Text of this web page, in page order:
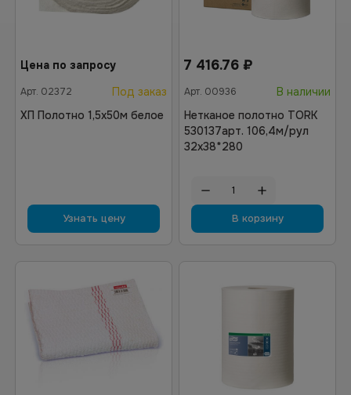
Цена по запросу
Арт. 02372
Под заказ
ХП Полотно 1,5х50м белое
Узнать цену
7 416.76 ₽
Арт. 00936
В наличии
Нетканое полотно TORK
530137арт. 106,4м/рул
32х38*280
В корзину